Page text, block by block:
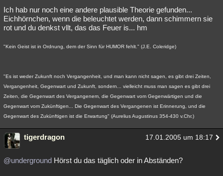
Ich hab nur noch eine andere plausible Theorie gefunden...
Eichhörnchen, wenn die beleuchtet werden, dann schimmern sie
rot und du denkst vllt, das das Feuer is... hm
"Kein Geist ist in Ordnung, dem der Sinn für HUMOR fehlt." (J.E. Coleridge)
"Es ist weder Zukunft noch Vergangenheit, und man kann nicht sagen, es gibt drei Zeiten,
Vergangenheit, Gegenwart und Zukunft, sondern... vielleicht muss man sagen es gibt drei
Zeiten, die Gegenwart des Vergangenem, die Gegenwart vom Gegenwärtigen und die
Gegenwart vom Zukünftigen... Die Gegenwart des Vergangenen ist Erinnerung, und die
Gegenwart des Zukünftigen ist die Erwartung" (Aurelius Augustinus 354-430 v.Chr.)
tigerdragon 17.01.2005 um 18:17
@underground Hörst du das täglich oder in Abständen?